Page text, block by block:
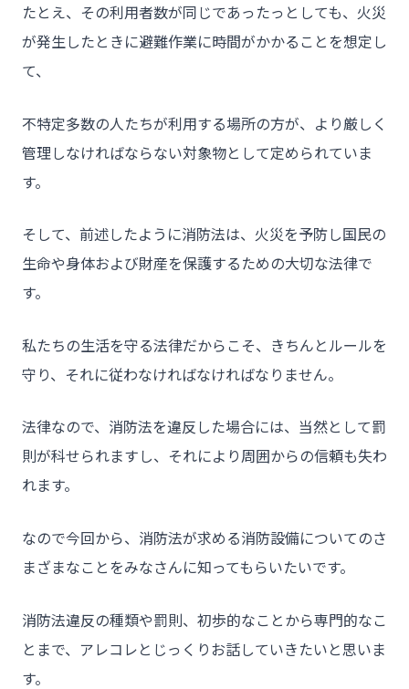
チーム★トウカイセツビ
たとえ、その利用者数が同じであったっとしても、火災
が発生したときに避難作業に時間がかかることを想定し
て、
不特定多数の人たちが利用する場所の方が、より厳しく
管理しなければならない対象物として定められていま
す。
そして、前述したように消防法は、火災を予防し国民の
生命や身体および財産を保護するための大切な法律で
す。
私たちの生活を守る法律だからこそ、きちんとルールを
守り、それに従わなければなければなりません。
法律なので、消防法を違反した場合には、当然として罰
則が科せられますし、それにより周囲からの信頼も失わ
れます。
なので今回から、消防法が求める消防設備についてのさ
まざまなことをみなさんに知ってもらいたいです。
消防法違反の種類や罰則、初歩的なことから専門的なこ
とまで、アレコレとじっくりお話していきたいと思いま
す。